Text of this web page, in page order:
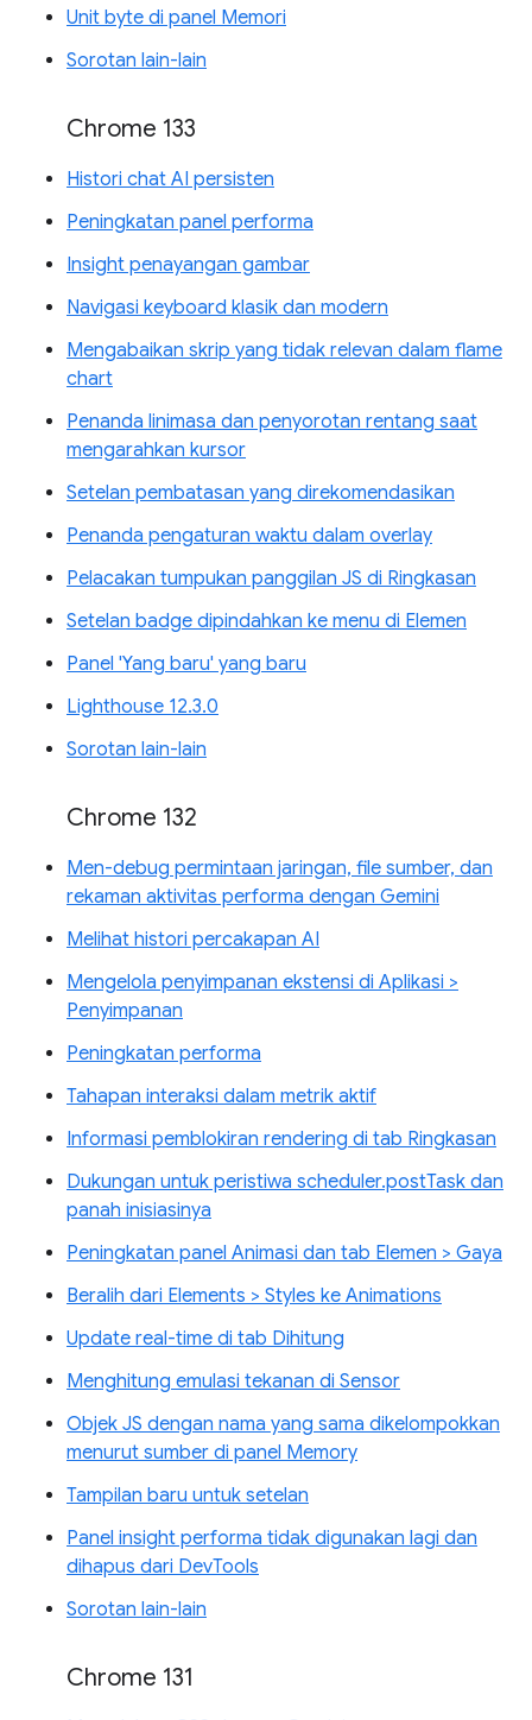
Unit byte di panel Memori
Sorotan lain-lain
Chrome 133
Histori chat AI persisten
Peningkatan panel performa
Insight penayangan gambar
Navigasi keyboard klasik dan modern
Mengabaikan skrip yang tidak relevan dalam flame
chart
Penanda linimasa dan penyorotan rentang saat
mengarahkan kursor
Setelan pembatasan yang direkomendasikan
Penanda pengaturan waktu dalam overlay
Pelacakan tumpukan panggilan JS di Ringkasan
Setelan badge dipindahkan ke menu di Elemen
Panel 'Yang baru' yang baru
Lighthouse 12.3.0
Sorotan lain-lain
Chrome 132
Men-debug permintaan jaringan, file sumber, dan
rekaman aktivitas performa dengan Gemini
Melihat histori percakapan AI
Mengelola penyimpanan ekstensi di Aplikasi >
Penyimpanan
Peningkatan performa
Tahapan interaksi dalam metrik aktif
Informasi pemblokiran rendering di tab Ringkasan
Dukungan untuk peristiwa scheduler.postTask dan
panah inisiasinya
Peningkatan panel Animasi dan tab Elemen > Gaya
Beralih dari Elements > Styles ke Animations
Update real-time di tab Dihitung
Menghitung emulasi tekanan di Sensor
Objek JS dengan nama yang sama dikelompokkan
menurut sumber di panel Memory
Tampilan baru untuk setelan
Panel insight performa tidak digunakan lagi dan
dihapus dari DevTools
Sorotan lain-lain
Chrome 131